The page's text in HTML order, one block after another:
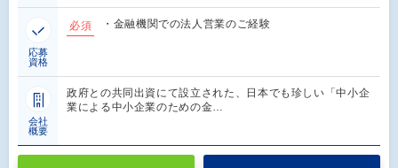
応募
資格
必須 ・金融機関での法人営業のご経験
会社
概要
政府との共同出資にて設立された、日本でも珍しい「中小企
業による中小企業のための金…